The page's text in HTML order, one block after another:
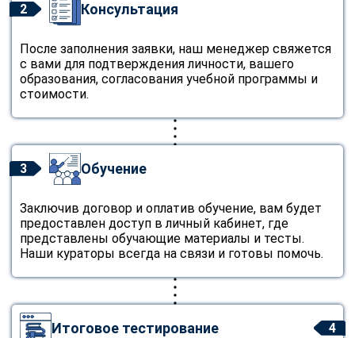
2 Консультация
После заполнения заявки, наш менеджер свяжется
с вами для подтверждения личности, вашего
образования, согласования учебной программы и
стоимости.
3 Обучение
Заключив договор и оплатив обучение, вам будет
предоставлен доступ в личный кабинет, где
представлены обучающие материалы и тесты.
Наши кураторы всегда на связи и готовы помочь.
4
Итоговое тестирование